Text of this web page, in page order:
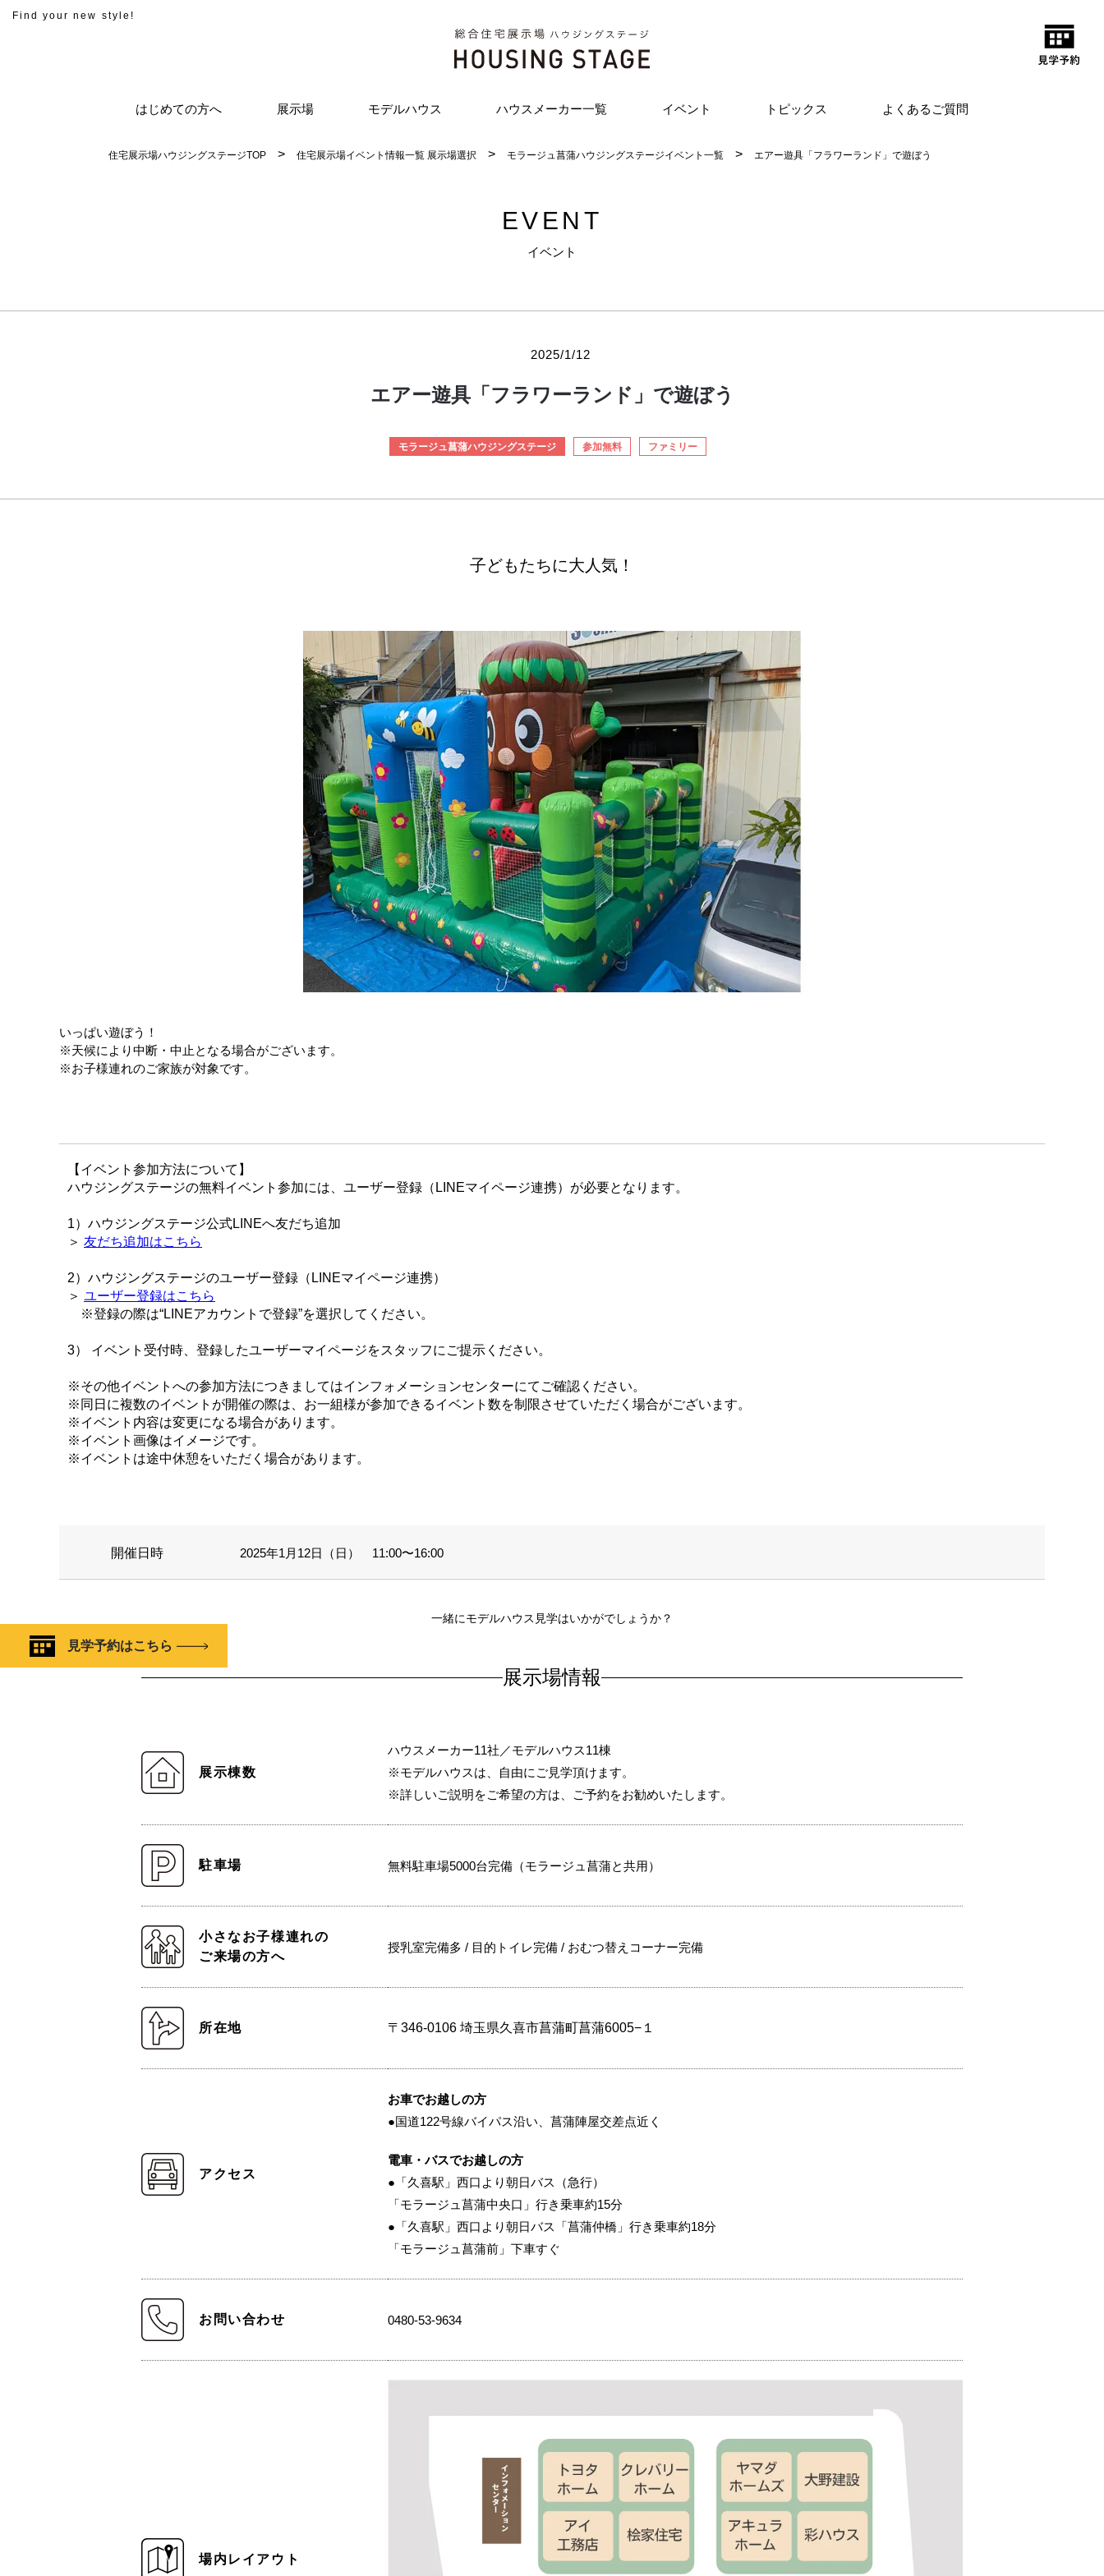
Find your new style!
はじめての方へ 展示場 モデルハウス ハウスメーカー一覧 イベント トピックス よくあるご質問
住宅展示場ハウジングステージTOP 住宅展示場イベント情報一覧 展示場選択 モラージュ菖蒲ハウジングステージイベント一覧 エアー遊具「フラワーランド」で遊ぼう
EVENT
イベント
2025/1/12
エアー遊具「フラワーランド」で遊ぼう
モラージュ菖蒲ハウジングステージ 参加無料 ファミリー
子どもたちに大人気！
いっぱい遊ぼう！
※天候により中断・中止となる場合がございます。
※お子様連れのご家族が対象です。
【イベント参加方法について】
ハウジングステージの無料イベント参加には、ユーザー登録（LINEマイページ連携）が必要となります。
1）ハウジングステージ公式LINEへ友だち追加
＞ 友だち追加はこちら
2）ハウジングステージのユーザー登録（LINEマイページ連携）
＞ ユーザー登録はこちら
※登録の際は“LINEアカウントで登録”を選択してください。
3） イベント受付時、登録したユーザーマイページをスタッフにご提示ください。
※その他イベントへの参加方法につきましてはインフォメーションセンターにてご確認ください。
※同日に複数のイベントが開催の際は、お一組様が参加できるイベント数を制限させていただく場合がございます。
※イベント内容は変更になる場合があります。
※イベント画像はイメージです。
※イベントは途中休憩をいただく場合があります。
開催日時 2025年1月12日（日） 11:00〜16:00
一緒にモデルハウス見学はいかがでしょうか？
見学予約はこちら
展示場情報
展示棟数
ハウスメーカー11社／モデルハウス11棟
※モデルハウスは、自由にご見学頂けます。
※詳しいご説明をご希望の方は、ご予約をお勧めいたします。
駐車場 無料駐車場5000台完備（モラージュ菖蒲と共用）
小さなお子様連れの
ご来場の方へ
授乳室完備多 / 目的トイレ完備 / おむつ替えコーナー完備
所在地 〒346-0106 埼玉県久喜市菖蒲町菖蒲6005−１
アクセス
お車でお越しの方
●国道122号線バイパス沿い、菖蒲陣屋交差点近く
電車・バスでお越しの方
●「久喜駅」西口より朝日バス（急行）
「モラージュ菖蒲中央口」行き乗車約15分
●「久喜駅」西口より朝日バス「菖蒲仲橋」行き乗車約18分
「モラージュ菖蒲前」下車すぐ
お問い合わせ 0480-53-9634
場内レイアウト